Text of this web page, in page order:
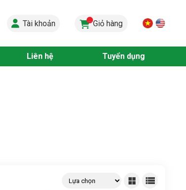
Tài khoản ...Giỏ hàng
Liên hệ Tuyển dụng